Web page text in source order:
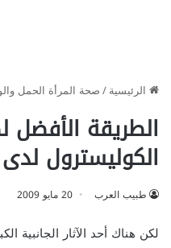
الرئيسية/صحة المرأة الحمل
الطريقة
الكوليسترول
طبيب العرب 20 مايو 2009
لكن هناك أحد الآثار الجانبية